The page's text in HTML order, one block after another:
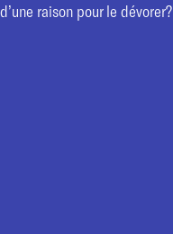
raison pour le dévorer?